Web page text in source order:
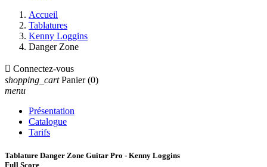
Accueil
Tablatures
Kenny Loggins
Danger Zone
 Connectez-vous
shopping_cart Panier (0)
menu
Présentation
Catalogue
Tarifs
Tablature Danger Zone Guitar Pro - Kenny Loggins
Full Score